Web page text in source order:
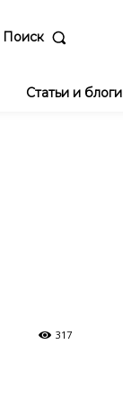
Поиск
Статьи и блоги
317